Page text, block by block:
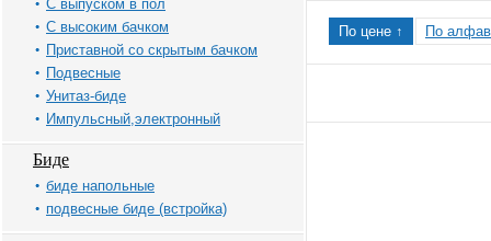
С выпуском в пол
С высоким бачком
Приставной со скрытым бачком
Подвесные
Унитаз-биде
Импульсный,электронный
Биде
биде напольные
подвесные биде (встройка)
По цене ↑ По